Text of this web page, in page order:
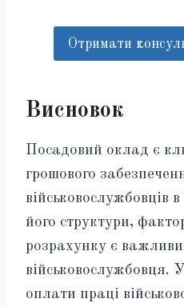
Отримати
Висновок
Посадовий оклад є
грошового
військовослужбовців
його структури,
розрахунку є
військовослужбовця.
оплати праці